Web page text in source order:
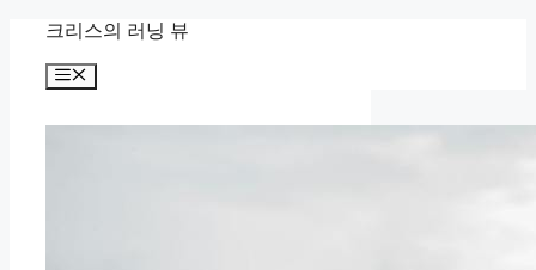
크리스의 러닝 뷰
메